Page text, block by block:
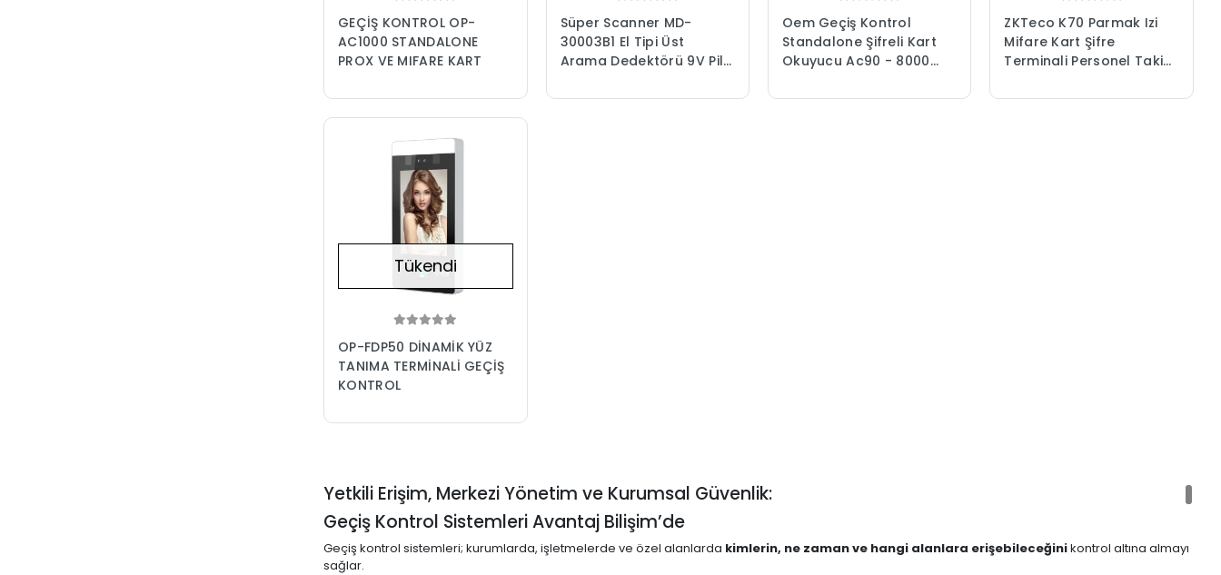
GEÇİŞ KONTROL OP-
AC1000 STANDALONE
PROX VE MIFARE KART
Süper Scanner MD-
30003B1 El Tipi Üst
Arama Dedektörü 9V Pil
ve Güvenliğe Uygun
Oem Geçiş Kontrol
Standalone Şifreli Kart
Okuyucu Ac90 - 8000
ZKTeco K70 Parmak Izi
Mifare Kart Şifre
Terminali Personel Takip
Tükendi
OP-FDP50 DİNAMİK YÜZ
TANIMA TERMİNALİ GEÇİŞ
KONTROL
Yetkili Erişim, Merkezi Yönetim ve Kurumsal Güvenlik:
Geçiş Kontrol Sistemleri Avantaj Bilişim’de
Geçiş kontrol sistemleri; kurumlarda, işletmelerde ve özel alanlarda kimlerin, ne zaman ve hangi alanlara erişebileceğinikontrol altına almayı
sağlar.